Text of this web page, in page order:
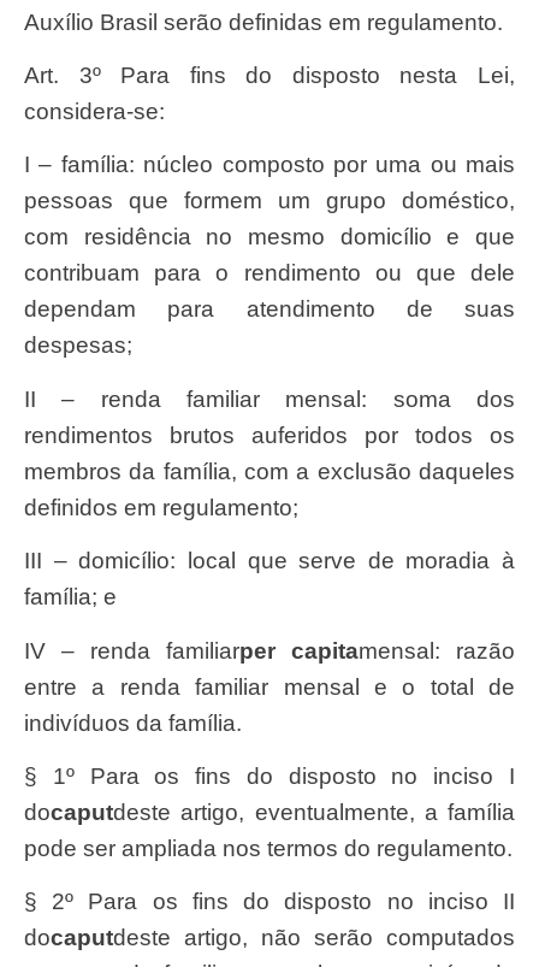
Auxílio Brasil serão definidas em regulamento.
Art. 3º Para fins do disposto nesta Lei,
considera-se:
I – família: núcleo composto por uma ou mais
pessoas que formem um grupo doméstico,
com residência no mesmo domicílio e que
contribuam para o rendimento ou que dele
dependam para atendimento de suas
despesas;
II – renda familiar mensal: soma dos
rendimentos brutos auferidos por todos os
membros da família, com a exclusão daqueles
definidos em regulamento;
III – domicílio: local que serve de moradia à
família; e
IV – renda familiarper capitamensal: razão
entre a renda familiar mensal e o total de
indivíduos da família.
§ 1º Para os fins do disposto no inciso I
do caputdeste artigo, eventualmente, a família
pode ser ampliada nos termos do regulamento.
§ 2º Para os fins do disposto no inciso II
do caputdeste artigo, não serão computados